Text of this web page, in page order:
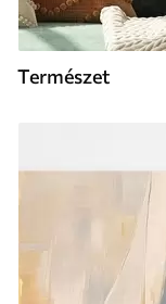
Természet